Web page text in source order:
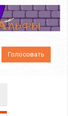
Голосовать